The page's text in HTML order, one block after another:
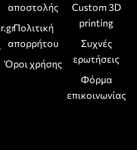
αποστολής
Πολιτική
απορρήτου
Όροι χρήσης
Custom 3D
printing
Συχνές
ερωτήσεις
Φόρμα
επικοινωνίας